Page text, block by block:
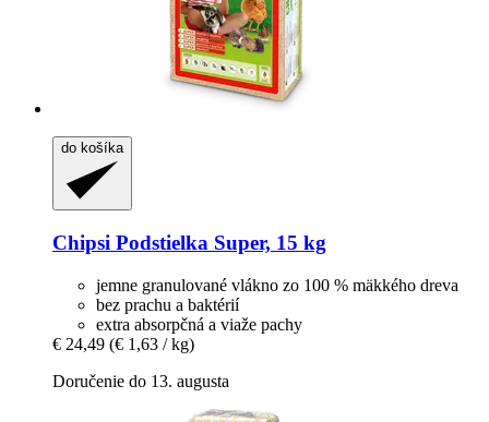
do košíka
Chipsi Podstielka Super, 15 kg
jemne granulované vlákno zo 100 % mäkkého dreva
bez prachu a baktérií
extra absorpčná a viaže pachy
€ 24,49 (€ 1,63 / kg)
Doručenie do 13. augusta